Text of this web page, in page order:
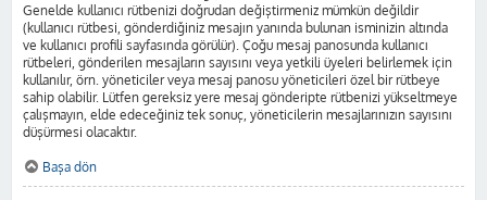
Genelde kullanıcı rütbenizi doğrudan değiştirmeniz mümkün değildir
(kullanıcı rütbesi, gönderdiğiniz mesajın yanında bulunan isminizin altında
ve kullanıcı profili sayfasında görülür). Çoğu mesaj panosunda kullanıcı
rütbeleri, gönderilen mesajların sayısını veya yetkili üyeleri belirlemek için
kullanılır, örn. yöneticiler veya mesaj panosu yöneticileri özel bir rütbeye
sahip olabilir. Lütfen gereksiz yere mesaj gönderipte rütbenizi yükseltmeye
çalışmayın, elde edeceğiniz tek sonuç, yöneticilerin mesajlarınızın sayısını
düşürmesi olacaktır.
Başa dön